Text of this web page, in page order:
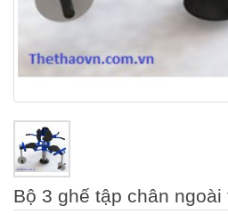
Bộ 3 ghế tập chân ngoài